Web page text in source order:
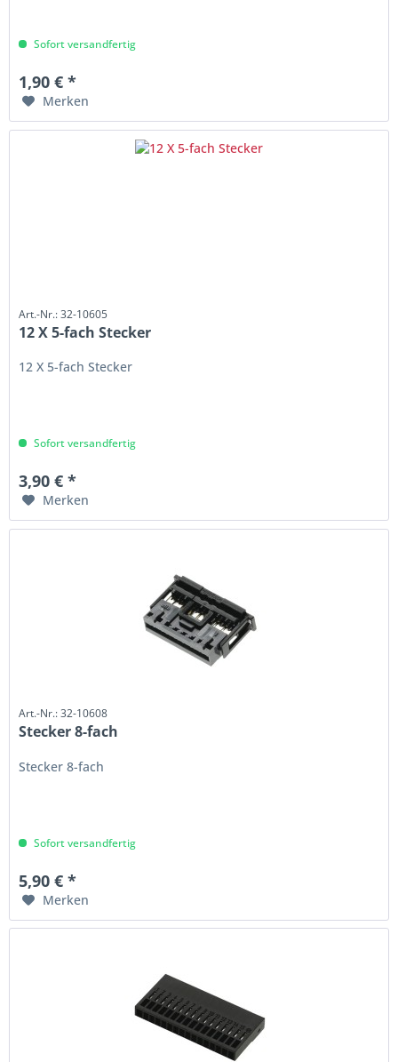
Sofort versandfertig
1,90 € *
Merken
Art.-Nr.: 32-10605
12 X 5-fach Stecker
12 X 5-fach Stecker
Sofort versandfertig
3,90 € *
Merken
Art.-Nr.: 32-10608
Stecker 8-fach
Stecker 8-fach
Sofort versandfertig
5,90 € *
Merken